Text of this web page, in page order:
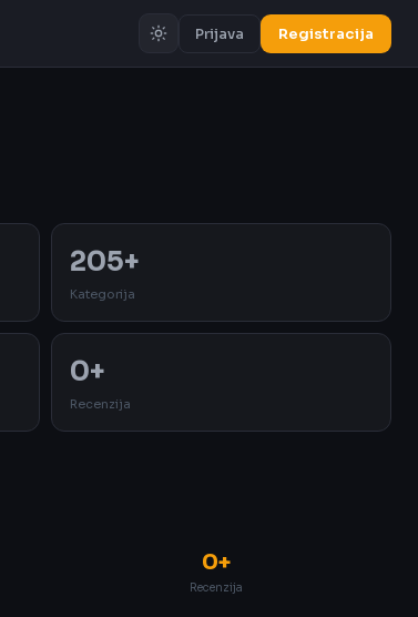
Prijava Registracija
205+
Kategorija
0+
Recenzija
0+
Recenzija